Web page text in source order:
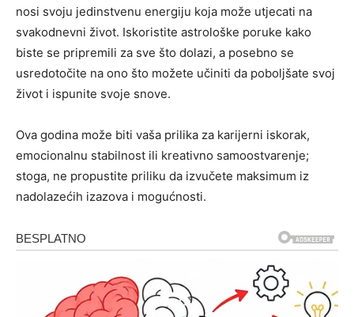
nosi svoju jedinstvenu energiju koja može utjecati na
svakodnevni život. Iskoristite astrološke poruke kako
biste se pripremili za sve što dolazi, a posebno se
usredotočite na ono što možete učiniti da poboljšate svoj
život i ispunite svoje snove.
Ova godina može biti vaša prilika za karijerni iskorak,
emocionalnu stabilnost ili kreativno samoostvarenje;
stoga, ne propustite priliku da izvučete maksimum iz
nadolazećih izazova i mogućnosti.